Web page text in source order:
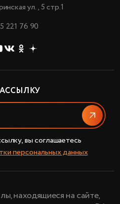
ул., 5 стр.1
221 76 90
вы соглашаетесь
персональных данных
находящиеся на сайте,